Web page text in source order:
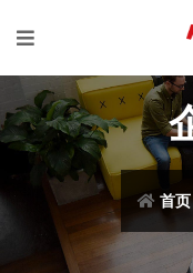
首页